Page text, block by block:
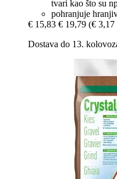
tvari kao što su
pohranjuje
€ 15,83 € 19,79 (€ 3,17
Dostava do 13.